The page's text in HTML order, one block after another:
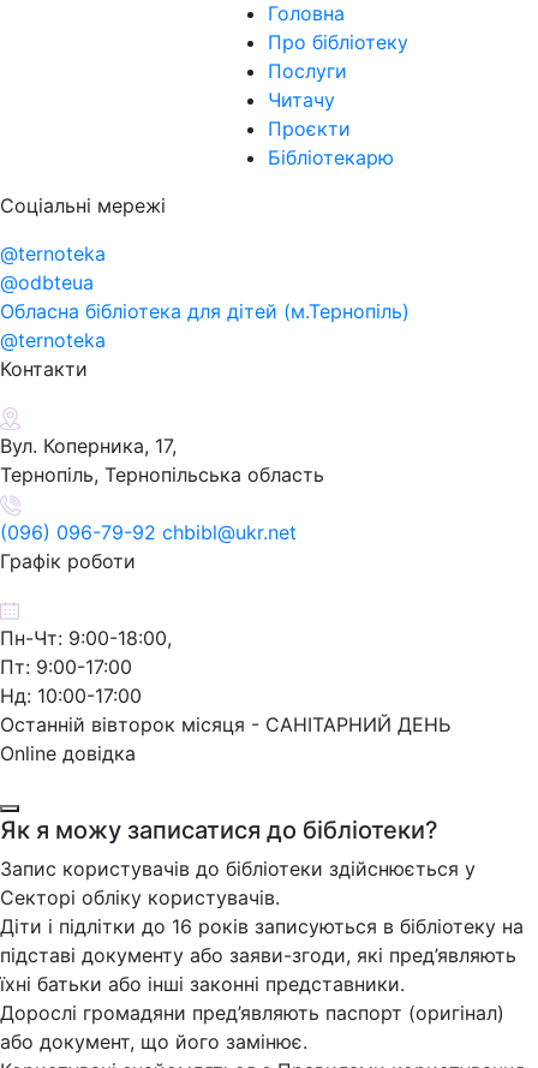
Головна
Про бібліотеку
Послуги
Читачу
Проєкти
Бібліотекарю
Соціальні мережі
@ternoteka
@odbteua
Обласна бібліотека для дітей (м.Тернопіль)
@ternoteka
Контакти
Вул. Коперника, 17,
Тернопіль, Тернопільська область
(096) 096-79-92 chbibl@ukr.net
Графік роботи
Пн-Чт: 9:00-18:00,
Пт: 9:00-17:00
Нд: 10:00-17:00
Останній вівторок місяця - САНІТАРНИЙ ДЕНЬ
Online довідка
Як я можу записатися до бібліотеки?
Запис користувачів до бібліотеки здійснюється у
Секторі обліку користувачів.
Діти і підлітки до 16 років записуються в бібліотеку на
підставі документу або заяви-згоди, які пред’являють
їхні батьки або інші законні представники.
Дорослі громадяни пред’являють паспорт (оригінал)
або документ, що його замінює.